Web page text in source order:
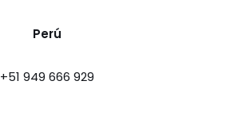
Perú
+51 949 666 929